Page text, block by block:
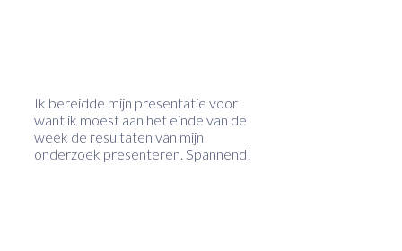
Ik bereidde mijn presentatie voor
want ik moest aan het einde van de
week de resultaten van mijn
onderzoek presenteren. Spannend!